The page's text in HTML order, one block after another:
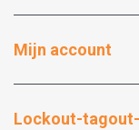
Mijn account
Lockout-